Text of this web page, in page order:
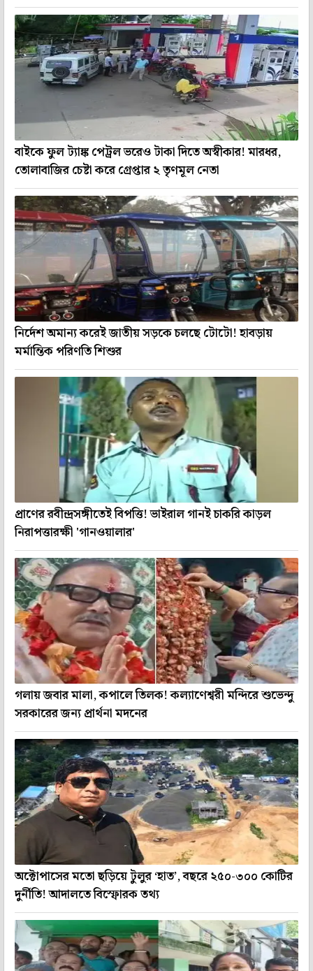
বাইকে ফুল ট্যাঙ্ক পেট্রল ভরেও টাকা দিতে অস্বীকার! মারধর,
তোলাবাজির চেষ্টা করে গ্রেপ্তার ২ তৃণমূল নেতা
নির্দেশ অমান্য করেই জাতীয় সড়কে চলছে টোটো! হাবড়ায়
মর্মান্তিক পরিণতি শিশুর
প্রাণের রবীন্দ্রসঙ্গীতেই বিপত্তি! ভাইরাল গানই চাকরি কাড়ল
নিরাপত্তারক্ষী 'গানওয়ালার'
গলায় জবার মালা, কপালে তিলক! কল্যাণেশ্বরী মন্দিরে শুভেন্দু
সরকারের জন্য প্রার্থনা মদনের
অক্টোপাসের মতো ছড়িয়ে টুলুর ‘হাত’, বছরে ২৫০-৩০০ কোটির
দুর্নীতি! আদালতে বিস্ফোরক তথ্য